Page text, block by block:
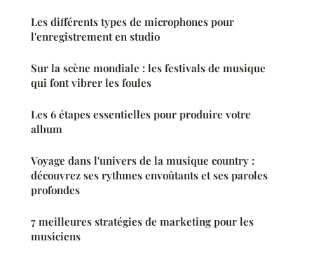
Les différents types de microphones pour
l'enregistrement en studio
Sur la scène mondiale : les festivals de musique
qui font vibrer les foules
Les 6 étapes essentielles pour produire votre
album
Voyage dans l'univers de la musique country :
découvrez ses rythmes envoûtants et ses paroles
profondes
7 meilleures stratégies de marketing pour les
musiciens